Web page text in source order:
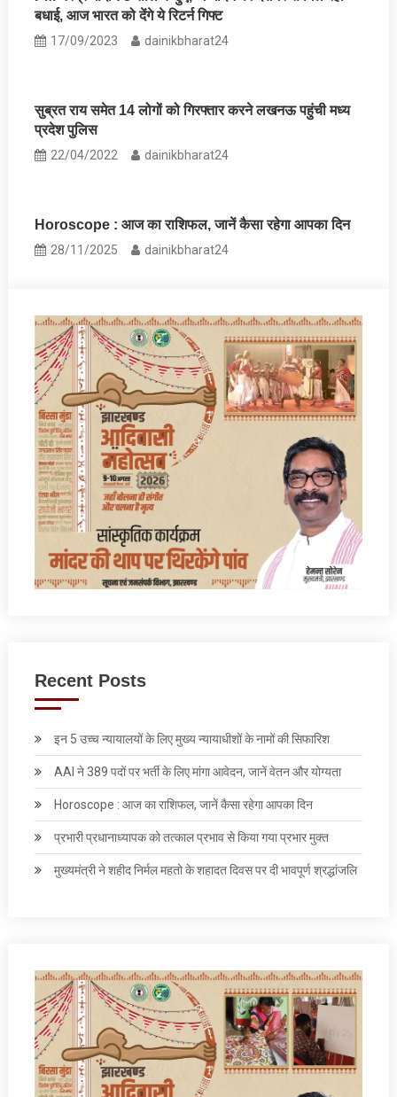
बधाई, आज भारत को देंगे ये रिटर्न गिफ्ट
17/09/2023 dainikbharat24
सुब्रत राय समेत 14 लोगों को गिरफ्तार करने लखनऊ पहुंची मध्य
प्रदेश पुलिस
22/04/2022 dainikbharat24
Horoscope : आज का राशिफल, जानें कैसा रहेगा आपका दिन
28/11/2025 dainikbharat24
Recent Posts
इन 5 उच्च न्यायालयों के लिए मुख्य न्यायाधीशों के नामों की सिफारिश
AAI ने 389 पदों पर भर्ती के लिए मांगा आवेदन, जानें वेतन और योग्‍यता
Horoscope : आज का राशिफल, जानें कैसा रहेगा आपका दिन
प्रभारी प्रधानाध्यापक को तत्काल प्रभाव से किया गया प्रभार मुक्त
मुख्यमंत्री ने शहीद निर्मल महतो के शहादत दिवस पर दी भावपूर्ण श्रद्धांजलि